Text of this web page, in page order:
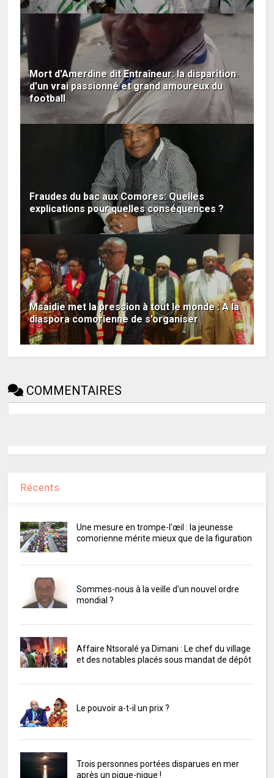
Mort d'Amerdine dit Entraîneur: la disparition
d'un vrai passionné et grand amoureux du
football
Fraudes du bac aux Comores: Quelles
explications pour quelles conséquences ?
Msaidie met la pression à tout le monde : A la
diaspora comorienne de s'organiser
COMMENTAIRES
Récents
Une mesure en trompe-l'œil : la jeunesse
comorienne mérite mieux que de la figuration
Sommes-nous à la veille d'un nouvel ordre
mondial ?
Affaire Ntsoralé ya Dimani : Le chef du village
et des notables placés sous mandat de dépôt
Le pouvoir a-t-il un prix ?
Trois personnes portées disparues en mer
après un pique-nique !